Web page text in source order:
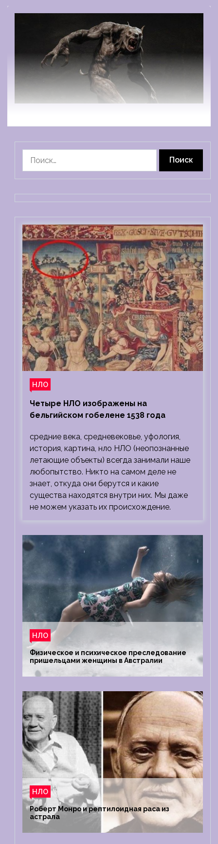
НЛО
Четыре НЛО изображены на
бельгийском гобелене 1538 года
средние века, средневековье, уфология,
история, картина, нло НЛО (неопознанные
летающие объекты) всегда занимали наше
любопытство. Никто на самом деле не
знает, откуда они берутся и какие
существа находятся внутри них. Мы даже
не можем указать их происхождение.
НЛО
Физическое и психическое преследование
пришельцами женщины в Австралии
НЛО
Роберт Монро и рептилоидная раса из
астрала